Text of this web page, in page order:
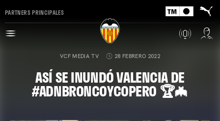
PARTNERS PRINCIPALES
VCF MEDIA TV 28 FEBRERO 2022
ASÍ SE INUNDÓ VALENCIA DE
#ADNBRONCOYCOPERO 🏆🦇